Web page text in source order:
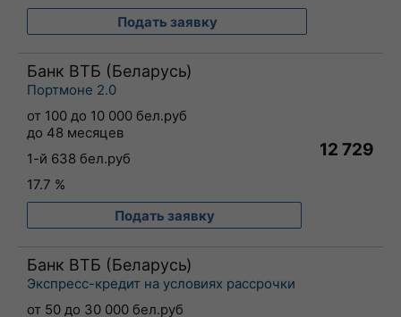
Подать заявку
Банк ВТБ (Беларусь)
Портмоне 2.0
от 100 до 10 000 бел.руб
до 48 месяцев
1-й 638 бел.руб
17.7 %
Подать заявку
12 729
Банк ВТБ (Беларусь)
Экспресс-кредит на условиях рассрочки
от 50 до 30 000 бел.руб